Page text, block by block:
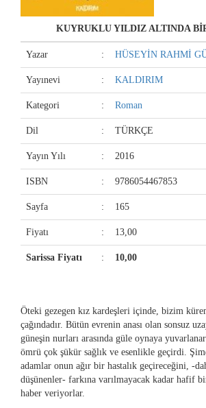
KUYRUKLU YILDIZ ALTINDA
Yazar : HÜSEYİN RAHMİ
Yayınevi : KALDIRIM
Kategori : Roman
Dil : TÜRKÇE
Yayın Yılı : 2016
ISBN : 9786054467853
Sayfa : 165
Fiyatı : 13,00
Sarissa Fiyatı : 10,00
Öteki gezegen kız kardeşleri içinde, bizim
çağındadır. Bütün evrenin anası olan sonsuz
güneşin nurları arasında güle oynaya
ömrü çok şükür sağlık ve esenlikle geçirdi.
adamlar onun ağır bir hastalık geçireceğini, -
düşünenler- farkına varılmayacak kadar hafif
haber veriyorlar.